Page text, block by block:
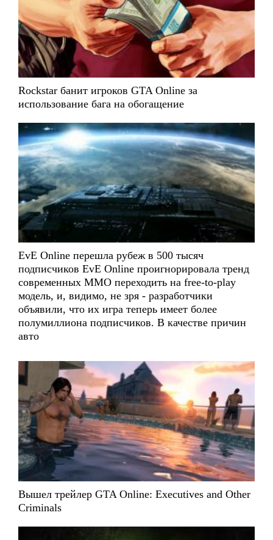
Rockstar банит игроков GTA Online за
использование бага на обогащение
EvE Online перешла рубеж в 500 тысяч
подписчиков EvE Online проигнорировала тренд
современных ММО переходить на free-to-play
модель, и, видимо, не зря - разработчики
объявили, что их игра теперь имеет более
полумиллиона подписчиков. В качестве причин
авто
Вышел трейлер GTA Online: Executives and Other
Criminals